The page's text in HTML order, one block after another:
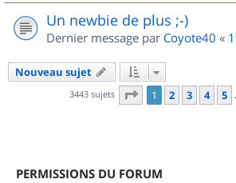
Un newbie de plus ;-)
Dernier message par Coyote40 «
Nouveau sujet
3443 sujets Page 1sur 115
1 2 3 4 5
PERMISSIONS DU FORUM